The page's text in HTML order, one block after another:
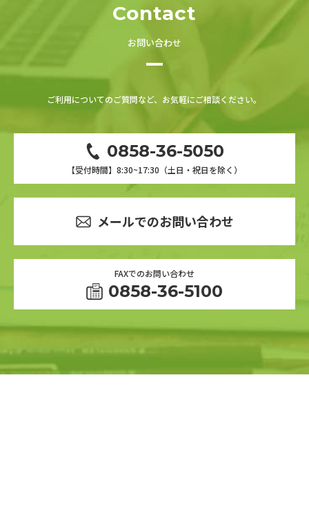
Contact
お問い合わせ
ご利用についてのご質問など、お気軽にご相談ください。
0858-36-5050
【受付時間】8:30~17:30（土日・祝日を除く）
メールでのお問い合わせ
FAXでのお問い合わせ
0858-36-5100